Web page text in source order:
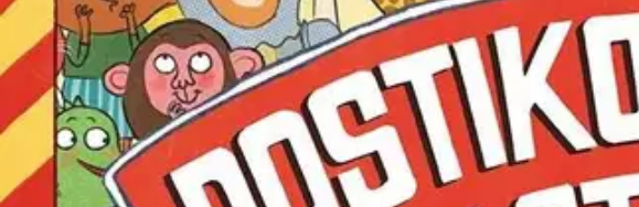
Avaa kuva suurempana
Karusellin nuolipainikkeet
Kustannus Mäkelä
Freeman, Postikoira Pontus pelastaa